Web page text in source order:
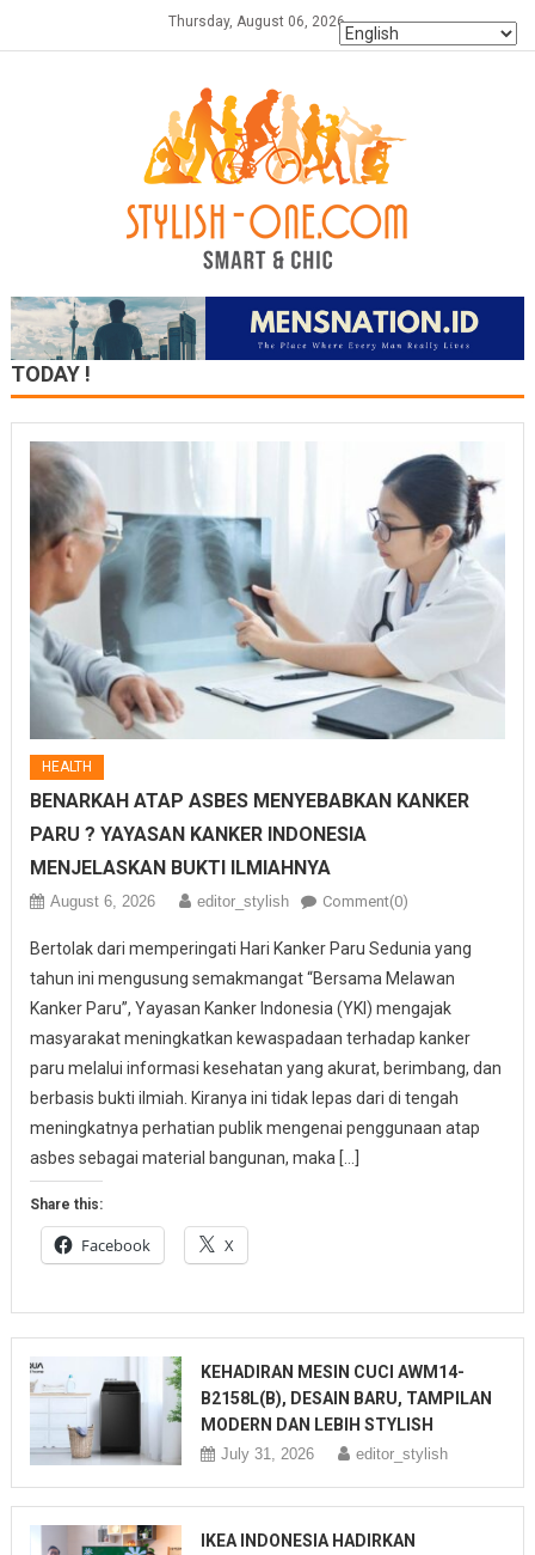
Thursday, August 06, 2026
TODAY !
HEALTH
BENARKAH ATAP ASBES MENYEBABKAN KANKER
PARU ? YAYASAN KANKER INDONESIA
MENJELASKAN BUKTI ILMIAHNYA
August 6, 2026 editor_stylish Comment(0)
Bertolak dari memperingati Hari Kanker Paru Sedunia yang
tahun ini mengusung semakmangat “Bersama Melawan
Kanker Paru”, Yayasan Kanker Indonesia (YKI) mengajak
masyarakat meningkatkan kewaspadaan terhadap kanker
paru melalui informasi kesehatan yang akurat, berimbang, dan
berbasis bukti ilmiah. Kiranya ini tidak lepas dari di tengah
meningkatnya perhatian publik mengenai penggunaan atap
asbes sebagai material bangunan, maka […]
Share this:
Facebook X
KEHADIRAN MESIN CUCI AWM14-
B2158L(B), DESAIN BARU, TAMPILAN
MODERN DAN LEBIH STYLISH
July 31, 2026 editor_stylish
IKEA INDONESIA HADIRKAN